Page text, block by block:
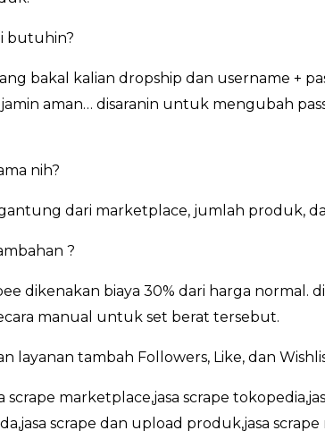
butuhin?
bakal kalian dropship dan username +
aman… disaranin untuk mengubah
nih?
dari marketplace, jumlah produk,
?
dikenakan biaya 30% dari harga normal.
manual untuk set berat tersebut.
layanan tambah Followers, Like, dan
scrape marketplace,jasa scrape
scrape dan upload produk,jasa